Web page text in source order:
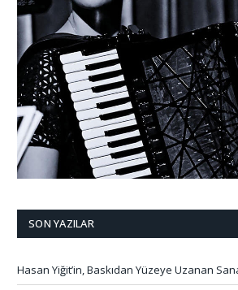
SON YAZILAR
Hasan Yiğit’in, Baskıdan Yüzeye Uzanan